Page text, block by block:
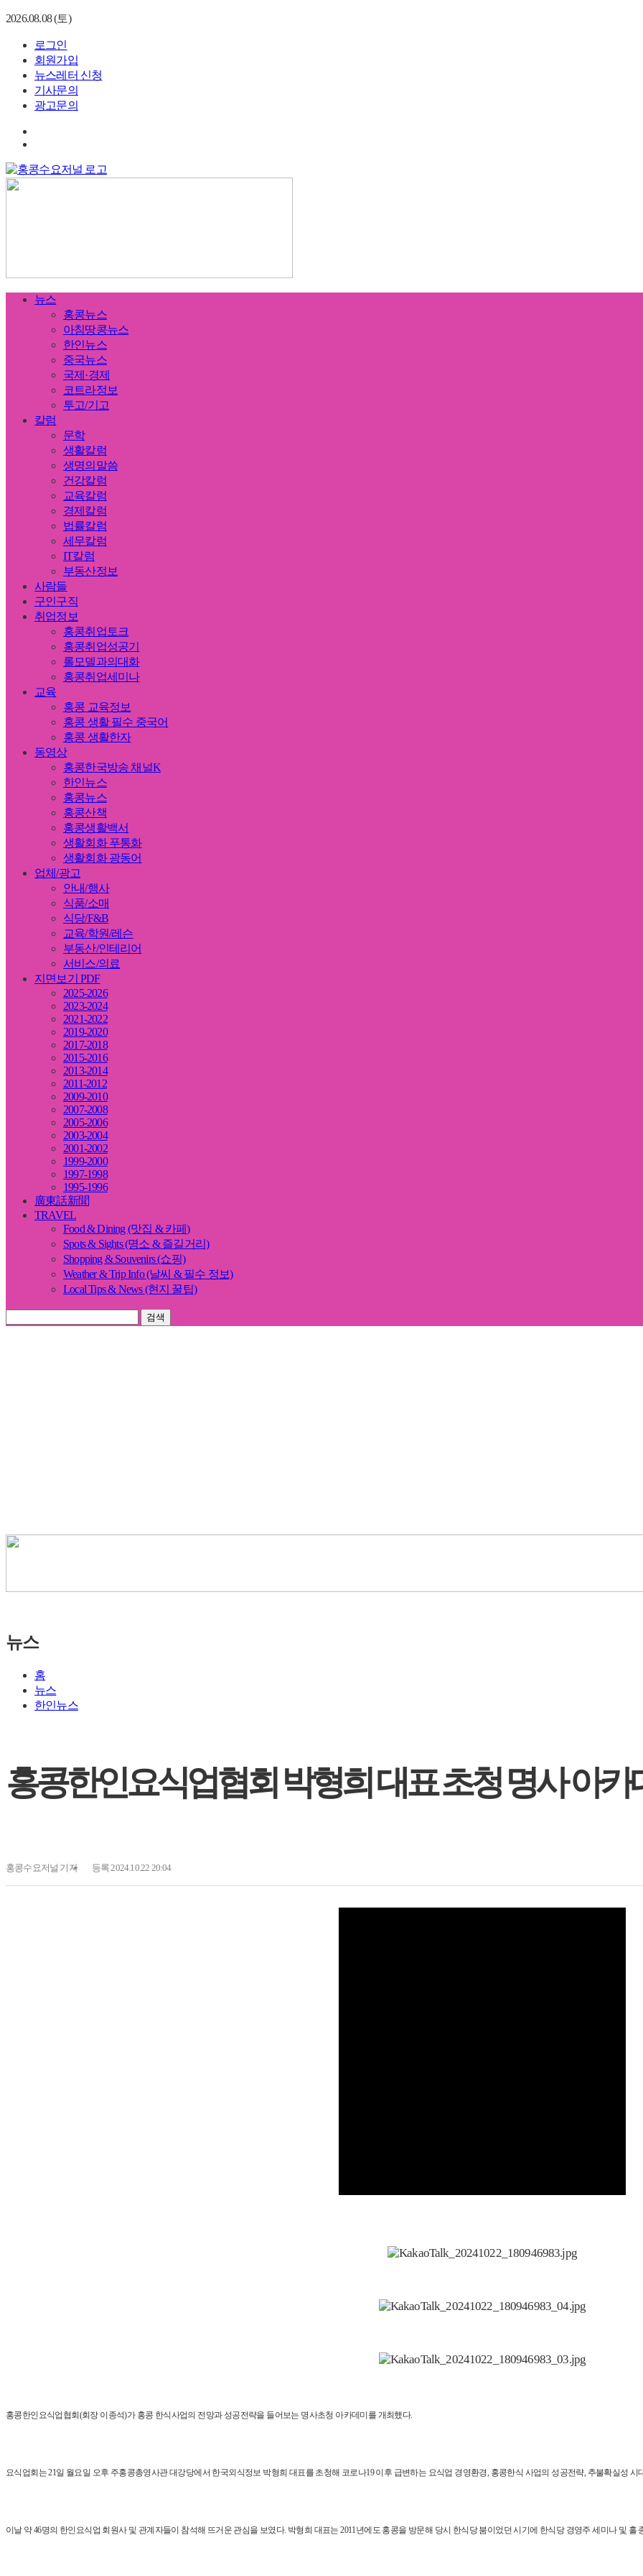
2026.08.08 (토)
로그인
회원가입
뉴스레터 신청
기사문의
광고문의
뉴스
홍콩뉴스
아침땅콩뉴스
한인뉴스
중국뉴스
국제·경제
코트라정보
투고/기고
칼럼
문학
생활칼럼
생명의말씀
건강칼럼
교육칼럼
경제칼럼
법률칼럼
세무칼럼
IT칼럼
부동산정보
사람들
구인구직
취업정보
홍콩취업토크
홍콩취업성공기
롤모델과의대화
홍콩취업세미나
교육
홍콩 교육정보
홍콩 생활 필수 중국어
홍콩 생활한자
동영상
홍콩한국방송 채널K
한인뉴스
홍콩뉴스
홍콩산책
홍콩생활백서
생활회화 푸통화
생활회화 광동어
업체/광고
안내/행사
식품/소매
식당/F&B
교육/학원/레슨
부동산/인테리어
서비스/의료
지면보기 PDF
2025-2026
2023-2024
2021-2022
2019-2020
2017-2018
2015-2016
2013-2014
2011-2012
2009-2010
2007-2008
2005-2006
2003-2004
2001-2002
1999-2000
1997-1998
1995-1996
廣東話新聞
TRAVEL
Food & Dining (맛집 & 카페)
Spots & Sights (명소 & 즐길거리)
Shopping & Souvenirs (쇼핑)
Weather & Trip Info (날씨 & 필수 정보)
Local Tips & News (현지 꿀팁)
검색
뉴스
홈
뉴스
한인뉴스
홍콩한인요식업협회 박형희 대표 초청 명사 아카
홍콩수요저널 기자 등록 2024.10.22 20:04
홍콩한인요식업협회(회장 이종석)가 홍콩 한식사업의 전망과 성공전략을 들어보는 명사초청 아카데미를 개최했다.
요식업회는 21일 월요일 오후 주홍콩총영사관 대강당에서 한국외식정보 박형희 대표를 초청해 코로나19 이후 급변하는 요식업 경영환경, 홍콩한식 사업의 성공전략, 추불확실성
이날 약 46명의 한인요식업 회원사 및 관계자들이 참석해 뜨거운 관심을 보였다. 박형희 대표는 2011년에도 홍콩을 방문해 당시 한식당 붐이었던 시기에 한식당 경영주 세미나 및 홀